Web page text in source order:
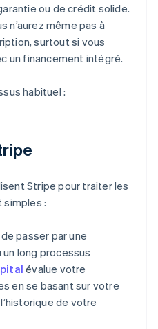
ou de crédit solide.
n’aurez même pas à
surtout si vous
un financement intégré.
habituel :
Stripe pour traiter les
:
passer par une
long processus
évalue votre
en se basant sur votre
de votre